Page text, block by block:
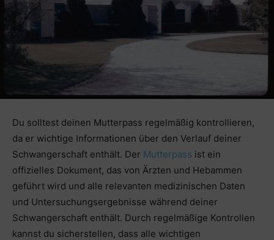
Du solltest deinen Mutterpass regelmäßig kontrollieren,
da er wichtige Informationen über den Verlauf deiner
Schwangerschaft enthält. Der Mutterpass ist ein
offizielles Dokument, das von Ärzten und Hebammen
geführt wird und alle relevanten medizinischen Daten
und Untersuchungsergebnisse während deiner
Schwangerschaft enthält. Durch regelmäßige Kontrollen
kannst du sicherstellen, dass alle wichtigen